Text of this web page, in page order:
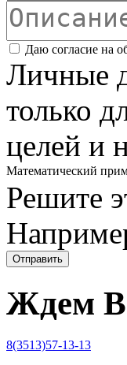
Описание
Соглашение*
Даю согласие на
Личные
только
целей и
Математический
Решите
Ждем
8(3513)57-13-13